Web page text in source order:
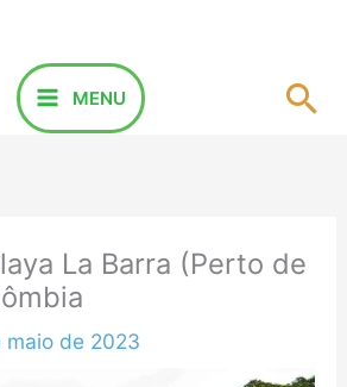
MENU
La Barra (Perto de
maio de 2023